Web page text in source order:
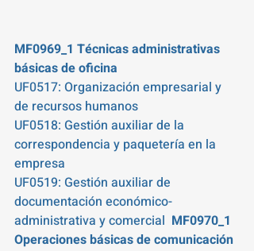
MF0969_1 Técnicas administrativas
básicas de oficina
UF0517: Organización empresarial y
de recursos humanos
UF0518: Gestión auxiliar de la
correspondencia y paquetería en la
empresa
UF0519: Gestión auxiliar de
documentación económico-
administrativa y comercial MF0970_1
Operaciones básicas de comunicación